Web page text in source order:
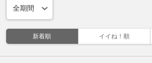
新着順 イイね！順